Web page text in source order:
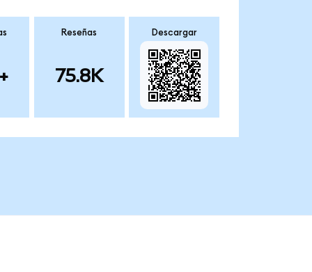
Reseñas
75.8K
Descargar